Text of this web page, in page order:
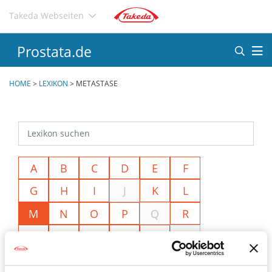
Direkt
Inhalt
Takeda Webseiten
Prostata.de
HOME > LEXIKON > METASTASE
A B C D E
F
G
H I J K
L
M
N O P Q
R
S
T U V W
X
<